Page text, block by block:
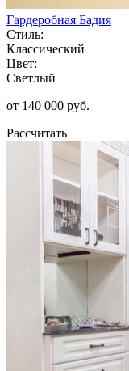
Гардеробная Бадия
Стиль:
Классический
Цвет:
Светлый
от 140 000 руб.
Рассчитать